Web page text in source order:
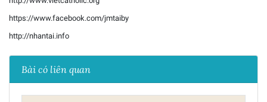
https://www.facebook.com/jmtaiby
http://nhantai.info
Bài có liên quan